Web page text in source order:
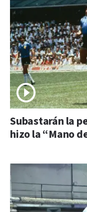
Subastarán la
hizo la “Mano